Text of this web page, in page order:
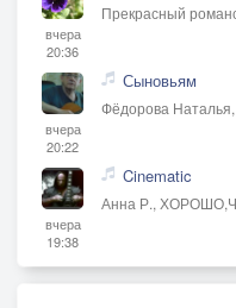
вчера
20:36
Прекрасный
вчера
20:22
Сыновьям
Фёдорова
вчера
19:38
Cinematic
Анна Р.,